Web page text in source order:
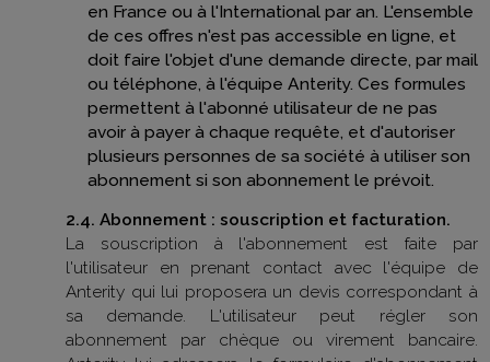
en France ou à l'International par an. L'ensemble
de ces offres n'est pas accessible en ligne, et
doit faire l'objet d'une demande directe, par mail
ou téléphone, à l'équipe Anterity. Ces formules
permettent à l'abonné utilisateur de ne pas
avoir à payer à chaque requête, et d'autoriser
plusieurs personnes de sa société à utiliser son
abonnement si son abonnement le prévoit.
2.4. Abonnement : souscription et facturation.
La souscription à l'abonnement est faite par
l'utilisateur en prenant contact avec l'équipe de
Anterity qui lui proposera un devis correspondant à
sa demande. L'utilisateur peut régler son
abonnement par chèque ou virement bancaire.